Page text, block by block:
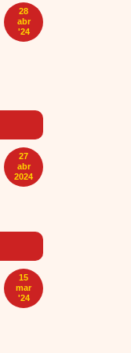
28
abr
'24
27
abr
2024
15
mar
'24